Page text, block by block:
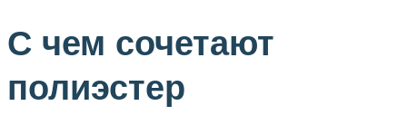
С чем сочетают
полиэстер